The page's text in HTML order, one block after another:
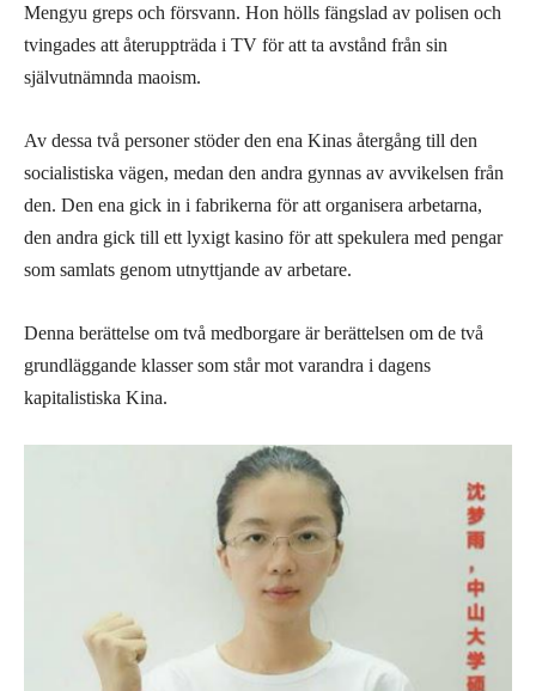
Mengyu greps och försvann. Hon hölls fängslad av polisen och
tvingades att återuppträda i TV för att ta avstånd från sin
självutnämnda maoism.
Av dessa två personer stöder den ena Kinas återgång till den
socialistiska vägen, medan den andra gynnas av avvikelsen från
den. Den ena gick in i fabrikerna för att organisera arbetarna,
den andra gick till ett lyxigt kasino för att spekulera med pengar
som samlats genom utnyttjande av arbetare.
Denna berättelse om två medborgare är berättelsen om de två
grundläggande klasser som står mot varandra i dagens
kapitalistiska Kina.